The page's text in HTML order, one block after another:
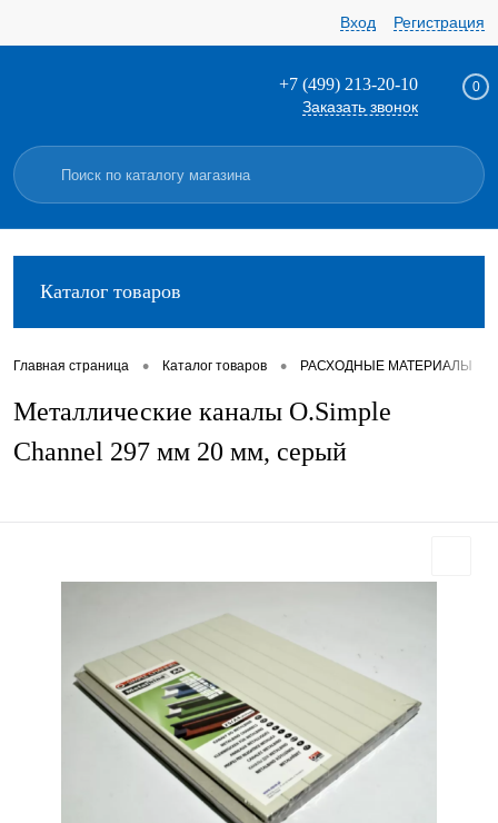
Вход Регистрация
+7 (499) 213-20-10
Заказать звонок
0
Каталог товаров
Главная страница • Каталог товаров • РАСХОДНЫЕ МАТЕРИАЛЫ
Металлические каналы O.Simple
Channel 297 мм 20 мм, серый